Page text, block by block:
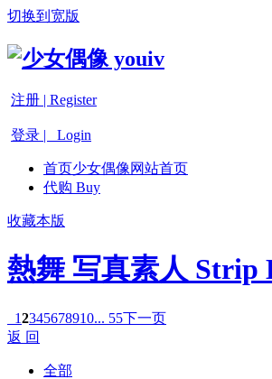
切换到宽版
注册 | Register
登录 | Login
首页少女偶像网站首页
代购 Buy
收藏本版
熱舞 写真素人 Strip
12345678910... 55下一页
返 回
全部